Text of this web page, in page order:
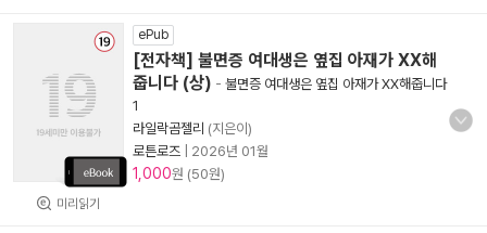
미리읽기
ePub
[전자책] 불면증 여대생은 옆집 아재가 XX해
줍니다 (상) - 불면증 여대생은 옆집 아재가 XX해줍니다
1
라일락곰젤리 (지은이)
로튼로즈
2026년 01월
1,000원 (50원)